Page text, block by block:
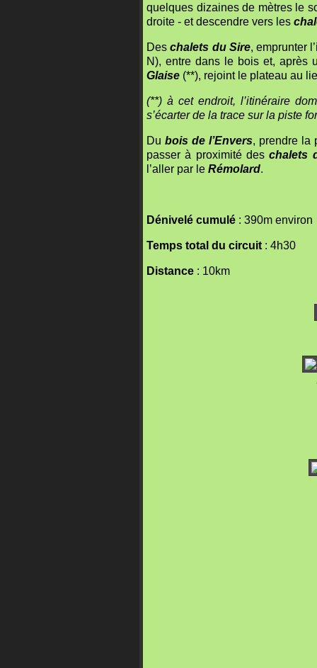
quelques dizaines de mètres le
droite - et descendre vers les
Deschalets du Sire, emprunter
N), entre dans le bois et, après
Glaise (**), rejoint le plateau au
(**) à cet endroit, l’itinéraire
s’écarter de la trace sur la piste
Du bois de l’Envers, prendre la
passer à proximité deschalets
l’aller par le Rémolard.
Dénivelé cumulé : 390m environ
Temps total du circuit : 4h30
Distance : 10km